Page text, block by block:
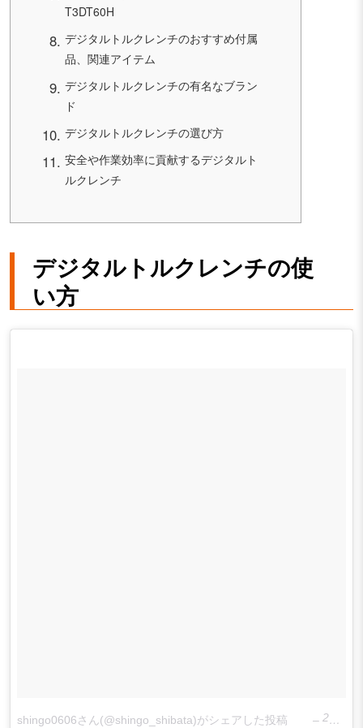
T3DT60H
デジタルトルクレンチのおすすめ付属
品、関連アイテム
デジタルトルクレンチの有名なブラン
ド
デジタルトルクレンチの選び方
安全や作業効率に貢献するデジタルト
ルクレンチ
デジタルトルクレンチの使
い方
shingo0606さん(@shingo_shibata)がシェアした投稿 – 2017年 2月月25日午前4時49分PST